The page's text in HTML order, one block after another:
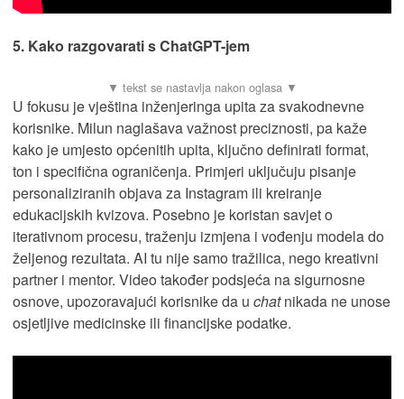
5. Kako razgovarati s ChatGPT-jem
U fokusu je vještina inženjeringa upita za svakodnevne
korisnike. Milun naglašava važnost preciznosti, pa kaže
kako je umjesto općenitih upita, ključno definirati format,
ton i specifična ograničenja. Primjeri uključuju pisanje
personaliziranih objava za Instagram ili kreiranje
edukacijskih kvizova. Posebno je koristan savjet o
iterativnom procesu, traženju izmjena i vođenju modela do
željenog rezultata. AI tu nije samo tražilica, nego kreativni
partner i mentor. Video također podsjeća na sigurnosne
osnove, upozoravajući korisnike da u chatnikada ne unose
osjetljive medicinske ili financijske podatke.